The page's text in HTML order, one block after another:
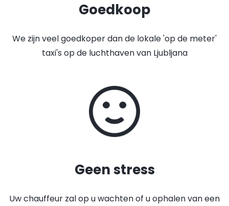
Goedkoop
We zijn veel goedkoper dan de lokale 'op de meter'
taxi's op de luchthaven van Ljubljana
Geen stress
Uw chauffeur zal op u wachten of u ophalen van een